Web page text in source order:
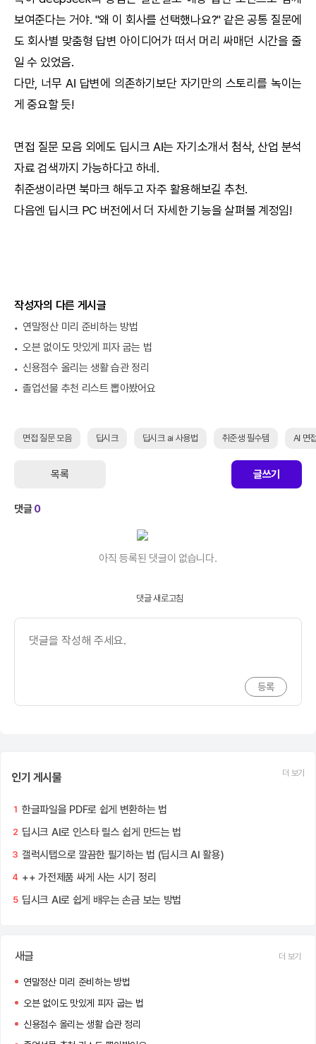
보여준다는 거야. "왜 이 회사를 선택했나요?" 같은 공통 질문에
도 회사별 맞춤형 답변 아이디어가 떠서 머리 싸매던 시간을 줄
일 수 있었음.
다만, 너무AI 답변에 의존하기보단 자기만의 스토리를 녹이는
게 중요할 듯!
면접 질문 모음 외에도 딥시크 AI는 자기소개서 첨삭, 산업 분석
자료 검색까지 가능하다고 하네.
취준생이라면 북마크 해두고 자주 활용해보길 추천.
다음엔 딥시크 PC 버전에서 더 자세한 기능을 살펴볼 계정임!
작성자의 다른 게시글
연말정산 미리 준비하는 방법
오븐 없이도 맛있게 피자 굽는 법
신용점수 올리는 생활 습관 정리
졸업선물 추천 리스트 뽑아봤어요
면접 질문 모음 딥시크 딥시크 ai 사용법 취준생 필수템 AI 면
목록 글쓰기
댓글0
아직 등록된 댓글이 없습니다.
댓글 새로고침
인기 게시물 더 보기
1 한글파일을 PDF로 쉽게 변환하는 법
2 딥시크 AI로 인스타 릴스 쉽게 만드는 법
3 갤럭시탭으로 깔끔한 필기하는 법 (딥시크 AI 활용)
4 ++ 가전제품 싸게 사는 시기 정리
5 딥시크 AI로 쉽게 배우는 손금 보는 방법
새글 더 보기
연말정산 미리 준비하는 방법
오븐 없이도 맛있게 피자 굽는 법
신용점수 올리는 생활 습관 정리